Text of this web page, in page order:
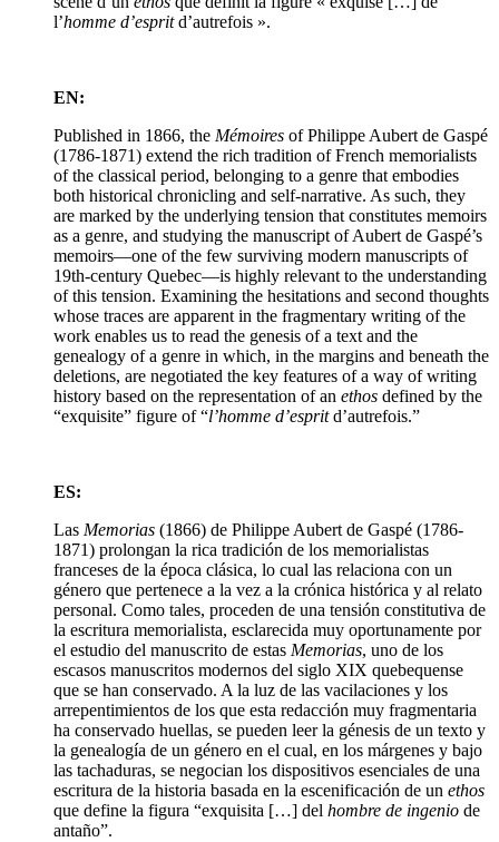
l’homme d’espritd’autrefois ».
EN:
Published in 1866, the Mémoires of Philippe Aubert de Gaspé
(1786-1871) extend the rich tradition of French memorialists
of the classical period, belonging to a genre that embodies
both historical chronicling and self-narrative. As such, they
are marked by the underlying tension that constitutes memoirs
as a genre, and studying the manuscript of Aubert de Gaspé’s
memoirs—one of the few surviving modern manuscripts of
19th-century Quebec—is highly relevant to the understanding
of this tension. Examining the hesitations and second thoughts
whose traces are apparent in the fragmentary writing of the
work enables us to read the genesis of a text and the
genealogy of a genre in which, in the margins and beneath the
deletions, are negotiated the key features of a way of writing
history based on the representation of an ethos defined by the
“exquisite” figure of “l’homme d’espritd’autrefois.”
ES:
Las Memorias (1866) de Philippe Aubert de Gaspé (1786-
1871) prolongan la rica tradición de los memorialistas
franceses de la época clásica, lo cual las relaciona con un
género que pertenece a la vez a la crónica histórica y al relato
personal. Como tales, proceden de una tensión constitutiva de
la escritura memorialista, esclarecida muy oportunamente por
el estudio del manuscrito de estas Memorias, uno de los
escasos manuscritos modernos del siglo XIX quebequense
que se han conservado. A la luz de las vacilaciones y los
arrepentimientos de los que esta redacción muy fragmentaria
ha conservado huellas, se pueden leer la génesis de un texto y
la genealogía de un género en el cual, en los márgenes y bajo
las tachaduras, se negocian los dispositivos esenciales de una
escritura de la historia basada en la escenificación de un ethos
que define la figura “exquisita […] del hombre de ingenio de
antaño”.